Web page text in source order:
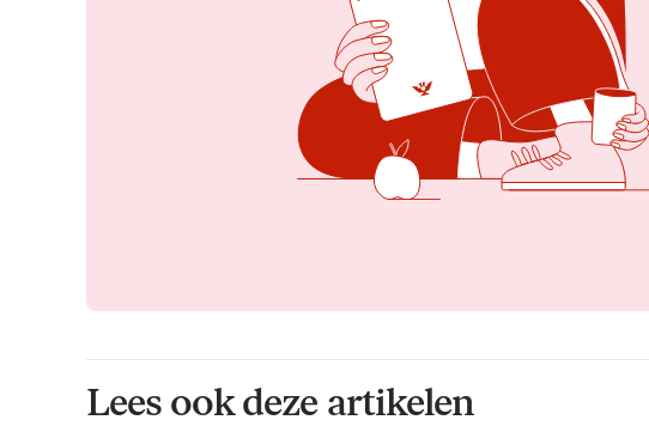
Lees ook deze artikelen